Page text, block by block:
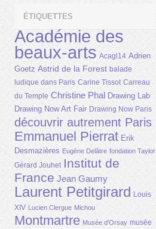
ÉTIQUETTES
Académie des
beaux-arts Acagl14 Adrien
Goetz Astrid de la Forest balade
ludique dans Paris Carine Tissot Carreau
du Temple Christine Phal Drawing Lab
Drawing Now Art Fair Drawing Now Paris
découvrir autrement Paris
Emmanuel Pierrat Erik
Desmazières Eugène Delâtre fondation Taylor
Gérard Jouhet Institut de
France Jean Gaumy
Laurent Petitgirard Louis
XIV Lucien Clergue Michou
Montmartre Musée d'Orsay musée